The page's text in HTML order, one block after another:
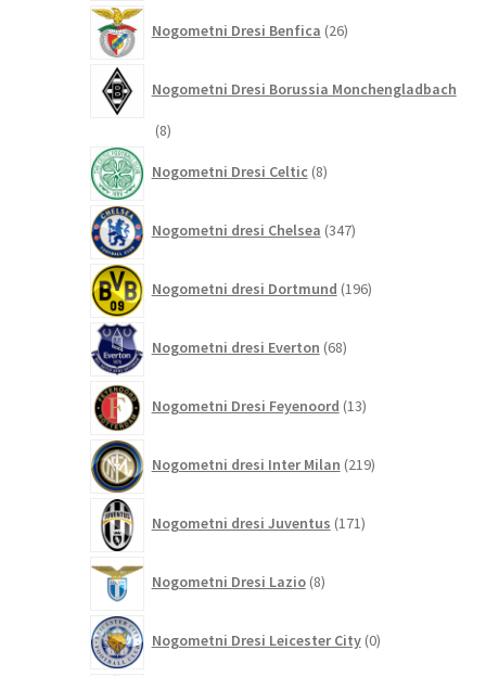
Nogometni Dresi Benfica 26izdelkov
Nogometni Dresi Borussia Monchengladbach
88
Nogometni Dresi Celtic 8izdelkov
Nogometni dresi Chelsea 347izdelkov
Nogometni dresi Dortmund 196izdelkov
Nogometni dresi Everton 68izdelkov
Nogometni Dresi Feyenoord 13izdelkov
Nogometni dresi Inter Milan 219izdelkov
Nogometni dresi Juventus 171izdelkov
Nogometni Dresi Lazio 8izdelkov
Nogometni Dresi Leicester City 0izdelkov